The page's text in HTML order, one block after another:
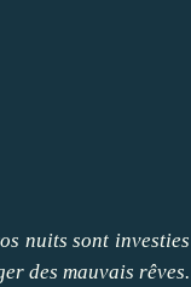
nuits sont investies
des mauvais rêves.